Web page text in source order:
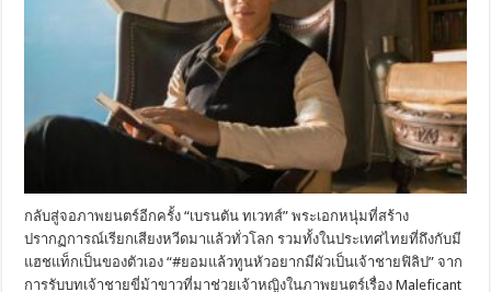
กลับสู่จอภาพยนตร์อีกครั้ง “เบรนตัน ทเวทส์” พระเอกหนุ่มที่สร้าง
ปรากฏการณ์เรียกเสียงหวีดมาแล้วทั่วโลก รวมทั้งในประเทศไทยที่ถึงกับมี
แฮชแท็กเป็นของตัวเอง “#ยอมแล้วทูนหัวอยากมีผัวเป็นเจ้าชายฟิลิป” จาก
การรับบทเจ้าชายขี่ม้าขาวที่มาช่วยเจ้าหญิงในภาพยนตร์เรื่อง Maleficant